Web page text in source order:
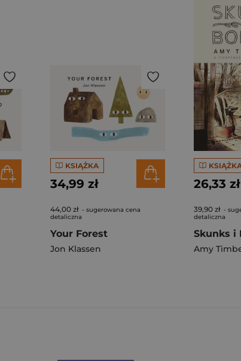
KSIĄŻKA
34,99 zł
44,00 zł - sugerowana cena
detaliczna
Your Forest
Jon Klassen
26,33 zł
39,90 zł -
detaliczna
Skunks i
Amy